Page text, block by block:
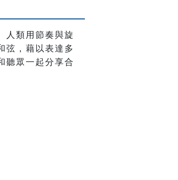
人類用節奏與旋
弦，藉以表達多
聽眾一起分享合